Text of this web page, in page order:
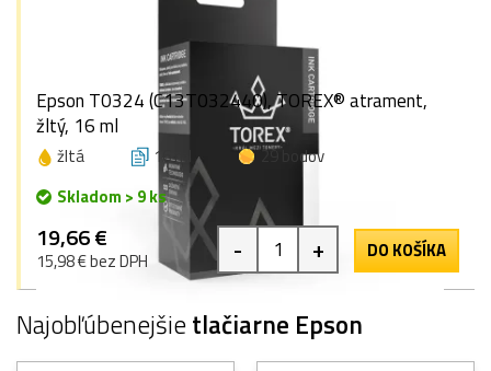
Epson T0324 (C13T032440), TOREX® atrament,
žltý, 16 ml
žltá 16 ml
29 bodov
Skladom > 9 ks
19,66 €
15,98 € bez DPH - + DO KOŠÍKA
Najobľúbenejšietlačiarne Epson